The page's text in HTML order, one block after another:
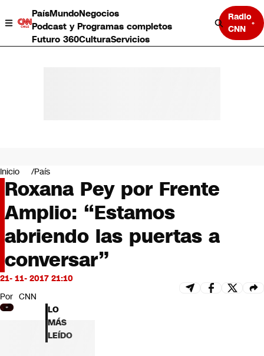
PaísMundoNegocios
Podcast y Programas completos
Futuro 360CulturaServicios
Radio
CNN
Negocios
Deportes
Programas completos
Cultura
Servicios
Bits
CNN tiempo
Futuro 360
Inicio País
Roxana Pey por Frente
Amplio: “Estamos
abriendo las puertas a
conversar”
21- 11- 2017 21:10
Por CNN
LO
MÁS
LEÍDO